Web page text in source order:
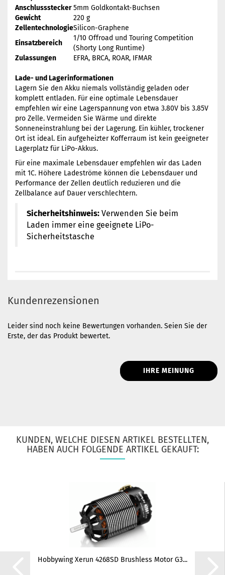
Anschlussstecker5mm Goldkontakt-Buchsen
Gewicht
220 g
ZellentechnologieSilicon-Graphene
Einsatzbereich
1/10 Offroad und Touring Competition
(Shorty Long Runtime)
Zulassungen
EFRA, BRCA, ROAR, IFMAR
Lade- und Lagerinformationen
Lagern Sie den Akku niemals vollständig geladen oder
komplett entladen. Für eine optimale Lebensdauer
empfehlen wir eine Lagerspannung von etwa 3.80V bis 3.85V
pro Zelle. Vermeiden Sie Wärme und direkte
Sonneneinstrahlung bei der Lagerung. Ein kühler, trockener
Ort ist ideal. Ein aufgeheizter Kofferraum ist kein geeigneter
Lagerplatz für LiPo-Akkus.
Für eine maximale Lebensdauer empfehlen wir das Laden
mit 1C. Höhere Ladeströme können die Lebensdauer und
Performance der Zellen deutlich reduzieren und die
Zellbalance auf Dauer verschlechtern.
Sicherheitshinweis: Verwenden Sie beim
Laden immer eine geeignete LiPo-
Sicherheitstasche
Kundenrezensionen
Leider sind noch keine Bewertungen vorhanden. Seien Sie der
Erste, der das Produkt bewertet.
IHRE MEINUNG
KUNDEN, WELCHE DIESEN ARTIKEL BESTELLTEN,
HABEN AUCH FOLGENDE ARTIKEL GEKAUFT:
Hobbywing Xerun 4268SD Brushless Motor G3...